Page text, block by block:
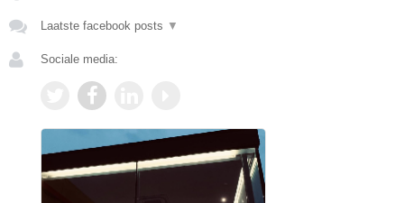
Laatste facebook posts ▼
Sociale media: